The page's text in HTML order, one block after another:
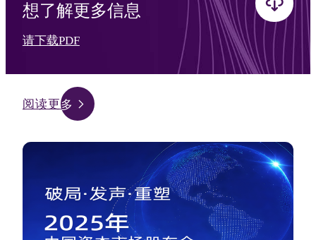
想了解更多信息
请下载PDF
阅读更多